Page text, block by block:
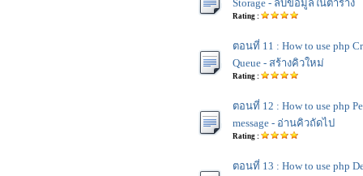
Storage - ลบข้อมูลในตาราง
Rating :
ตอนที่ 11 : How to use php
Queue - สร้างคิวใหม่
Rating :
ตอนที่ 12 : How to use php
message - อ่านคิวถัดไป
Rating :
ตอนที่ 13 : How to use php